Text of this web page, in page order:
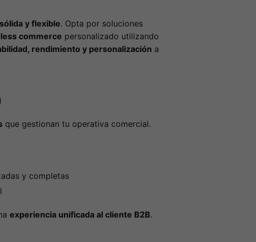
y flexible. Opta por soluciones
commerce personalizado utilizando
rendimiento y personalización a
que gestionan tu operativa comercial.
y completas
experiencia unificada al cliente B2B.